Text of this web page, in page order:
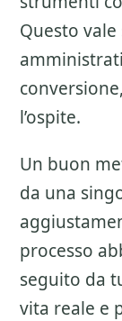
Questo
l’ospite.
Un buon
da una
processo
seguito da
vita reale e